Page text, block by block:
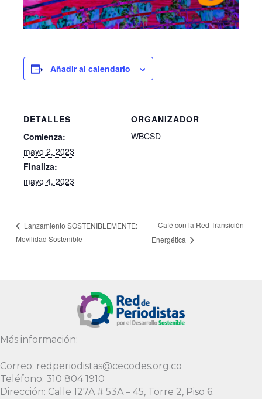
Añadir al calendario
DETALLES
Comienza:
mayo 2, 2023
Finaliza:
mayo 4, 2023
ORGANIZADOR
WBCSD
Lanzamiento SOSTENIBLEMENTE:
Movilidad Sostenible
Café con la Red Transición
Energética
Más información:
Correo: redperiodistas@cecodes.org.co
Teléfono: 310 804 1910
Dirección: Calle 127A # 53A – 45, Torre 2, Piso 6.